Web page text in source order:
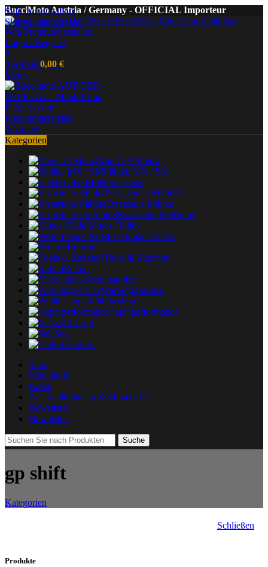
Skip to navigation
Skip to main content
BucciMoto Austria / Germany - OFFICIAL Importeur
Login / Register
0
0 Artikel 0,00 €
Menü
0 Artikel
Kategorien
MiniGP/ Moto4
Pitbike MX / SM
Elektro / Kids
Ersatzteile MiniGP
Ersatzteile Pitbike
Ersatzteile PreMoto3
Motor (Teile)
Performance Parts
Bremse
Tools & Zubehör
Reifen
Merchandise
Wartung/Service
Pitbikeshop.at
Capit performance
X-Grip
Sale
Enduro
Shop
Warenkorb
Kasse
Austriapitbikecup & MopedGP
Newsletter
Newsletter
Suche
gp shift
Kategorien
Schließen
Produkte